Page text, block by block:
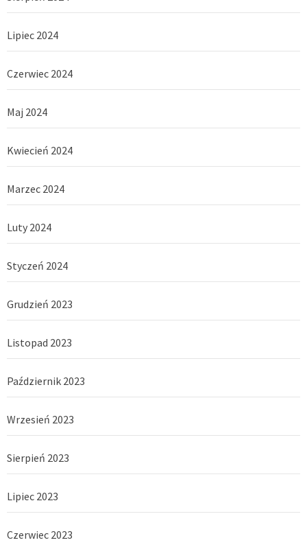
Lipiec 2024
Czerwiec 2024
Maj 2024
Kwiecień 2024
Marzec 2024
Luty 2024
Styczeń 2024
Grudzień 2023
Listopad 2023
Październik 2023
Wrzesień 2023
Sierpień 2023
Lipiec 2023
Czerwiec 2023